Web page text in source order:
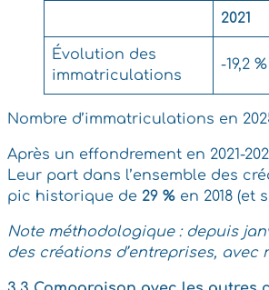
2021
Évolution des
immatriculations
-19,2 %
Nombre d’immatriculations en
Après un effondrement en 2021-
Leur part dans l’ensemble des
pic historique de 29 % en 2018 (et
Note méthodologique : depuis
des créations d’entreprises, avec